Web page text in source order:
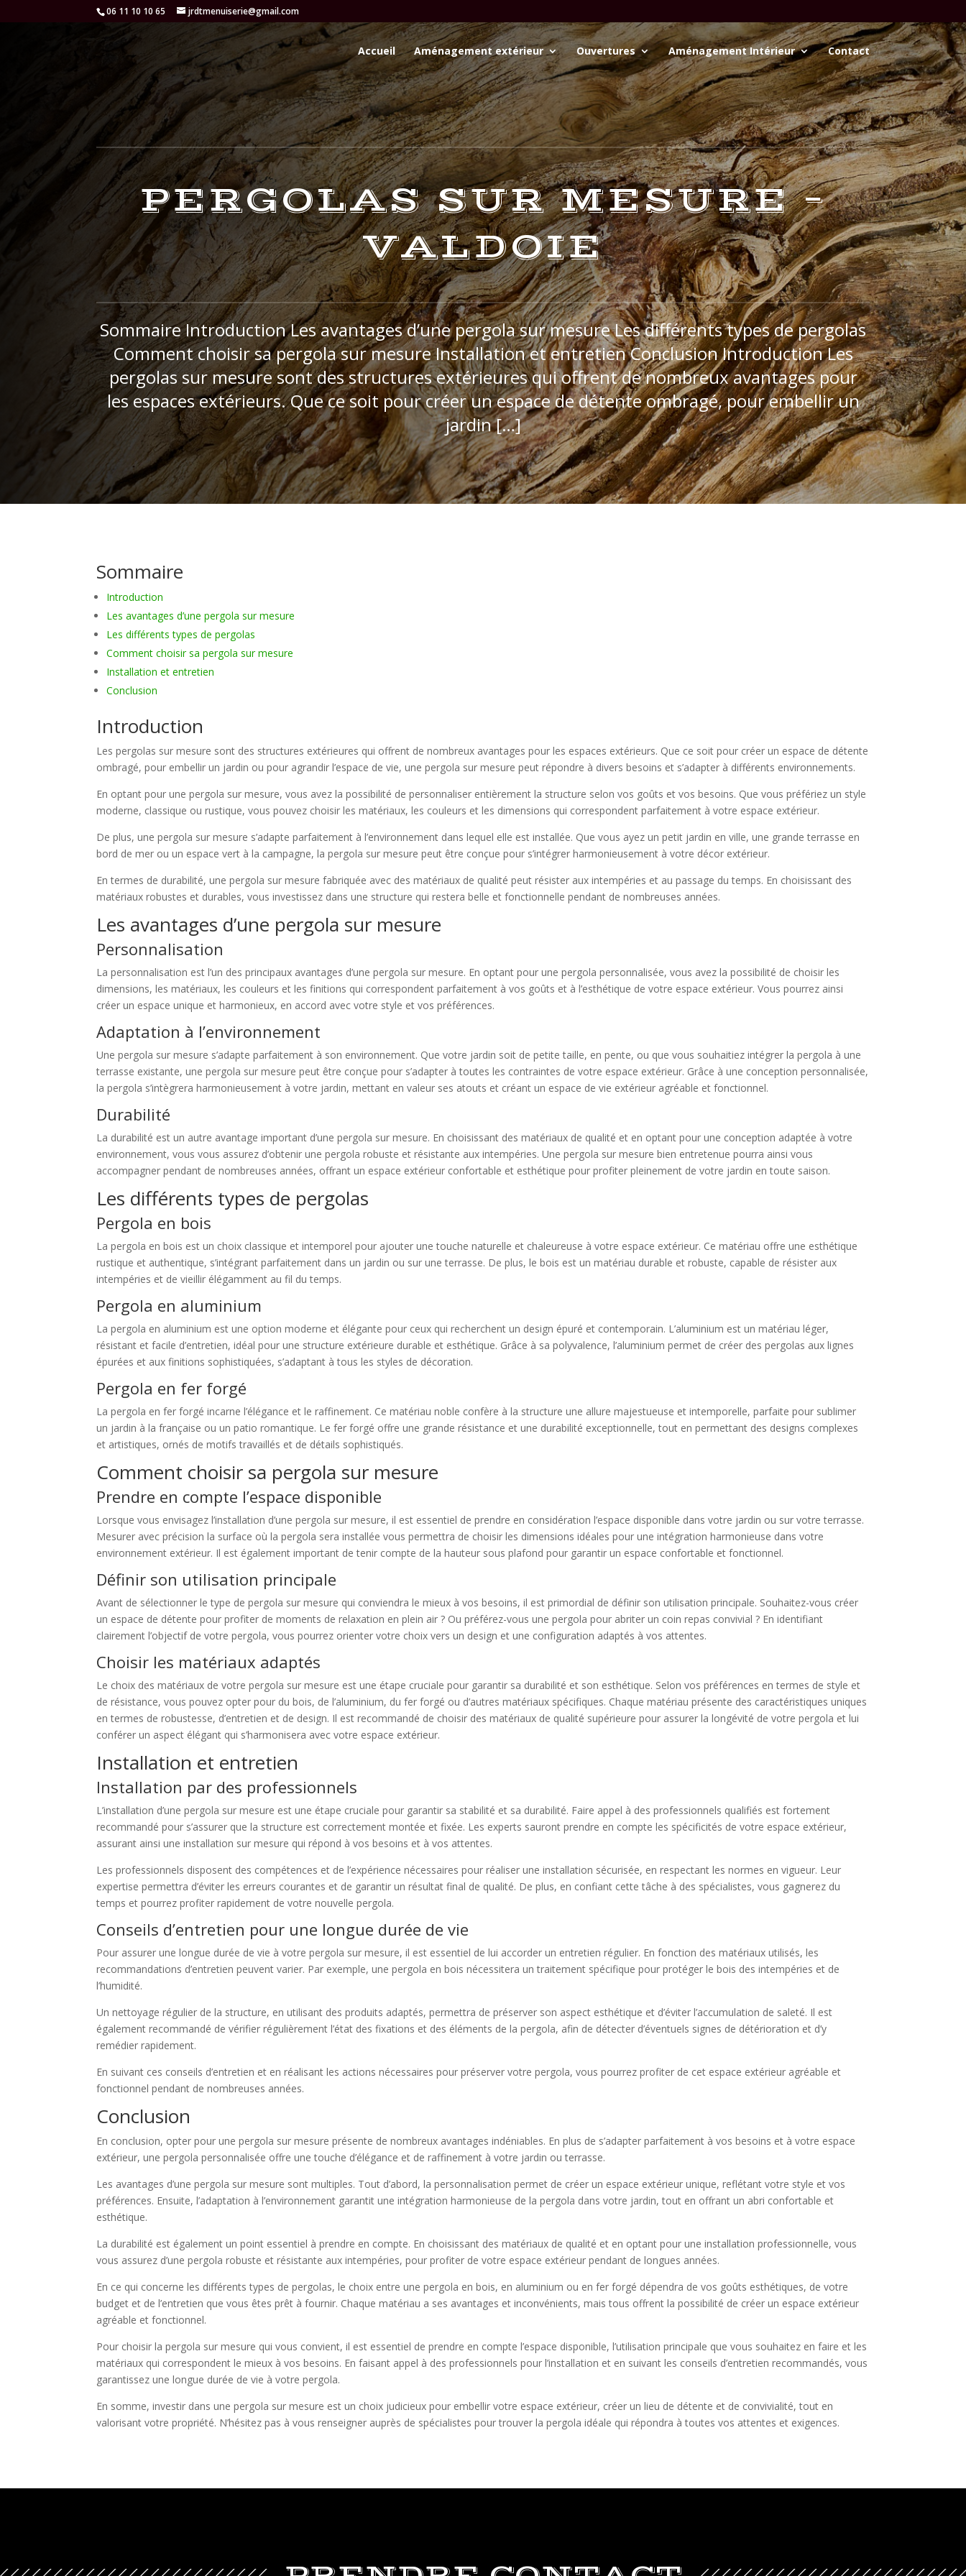
06 11 10 10 65 jrdtmenuiserie@gmail.com
Accueil Aménagement extérieur Ouvertures Aménagement Intérieur Contact
PERGOLAS SUR MESURE –
VALDOIE
Sommaire Introduction Les avantages d’une pergola sur mesure Les différents types de pergolas
Comment choisir sa pergola sur mesure Installation et entretien Conclusion Introduction Les
pergolas sur mesure sont des structures extérieures qui offrent de nombreux avantages pour
les espaces extérieurs. Que ce soit pour créer un espace de détente ombragé, pour embellir un
jardin […]
Sommaire
Introduction
Les avantages d’une pergola sur mesure
Les différents types de pergolas
Comment choisir sa pergola sur mesure
Installation et entretien
Conclusion
Introduction
Les pergolas sur mesure sont des structures extérieures qui offrent de nombreux avantages pour les espaces extérieurs. Que ce soit pour créer un espace de détente
ombragé, pour embellir un jardin ou pour agrandir l’espace de vie, une pergola sur mesure peut répondre à divers besoins et s’adapter à différents environnements.
En optant pour une pergola sur mesure, vous avez la possibilité de personnaliser entièrement la structure selon vos goûts et vos besoins. Que vous préfériez un style
moderne, classique ou rustique, vous pouvez choisir les matériaux, les couleurs et les dimensions qui correspondent parfaitement à votre espace extérieur.
De plus, une pergola sur mesure s’adapte parfaitement à l’environnement dans lequel elle est installée. Que vous ayez un petit jardin en ville, une grande terrasse en
bord de mer ou un espace vert à la campagne, la pergola sur mesure peut être conçue pour s’intégrer harmonieusement à votre décor extérieur.
En termes de durabilité, une pergola sur mesure fabriquée avec des matériaux de qualité peut résister aux intempéries et au passage du temps. En choisissant des
matériaux robustes et durables, vous investissez dans une structure qui restera belle et fonctionnelle pendant de nombreuses années.
Les avantages d’une pergola sur mesure
Personnalisation
La personnalisation est l’un des principaux avantages d’une pergola sur mesure. En optant pour une pergola personnalisée, vous avez la possibilité de choisir les
dimensions, les matériaux, les couleurs et les finitions qui correspondent parfaitement à vos goûts et à l’esthétique de votre espace extérieur. Vous pourrez ainsi
créer un espace unique et harmonieux, en accord avec votre style et vos préférences.
Adaptation à l’environnement
Une pergola sur mesure s’adapte parfaitement à son environnement. Que votre jardin soit de petite taille, en pente, ou que vous souhaitiez intégrer la pergola à une
terrasse existante, une pergola sur mesure peut être conçue pour s’adapter à toutes les contraintes de votre espace extérieur. Grâce à une conception personnalisée,
la pergola s’intègrera harmonieusement à votre jardin, mettant en valeur ses atouts et créant un espace de vie extérieur agréable et fonctionnel.
Durabilité
La durabilité est un autre avantage important d’une pergola sur mesure. En choisissant des matériaux de qualité et en optant pour une conception adaptée à votre
environnement, vous vous assurez d’obtenir une pergola robuste et résistante aux intempéries. Une pergola sur mesure bien entretenue pourra ainsi vous
accompagner pendant de nombreuses années, offrant un espace extérieur confortable et esthétique pour profiter pleinement de votre jardin en toute saison.
Les différents types de pergolas
Pergola en bois
La pergola en bois est un choix classique et intemporel pour ajouter une touche naturelle et chaleureuse à votre espace extérieur. Ce matériau offre une esthétique
rustique et authentique, s’intégrant parfaitement dans un jardin ou sur une terrasse. De plus, le bois est un matériau durable et robuste, capable de résister aux
intempéries et de vieillir élégamment au fil du temps.
Pergola en aluminium
La pergola en aluminium est une option moderne et élégante pour ceux qui recherchent un design épuré et contemporain. L’aluminium est un matériau léger,
résistant et facile d’entretien, idéal pour une structure extérieure durable et esthétique. Grâce à sa polyvalence, l’aluminium permet de créer des pergolas aux lignes
épurées et aux finitions sophistiquées, s’adaptant à tous les styles de décoration.
Pergola en fer forgé
La pergola en fer forgé incarne l’élégance et le raffinement. Ce matériau noble confère à la structure une allure majestueuse et intemporelle, parfaite pour sublimer
un jardin à la française ou un patio romantique. Le fer forgé offre une grande résistance et une durabilité exceptionnelle, tout en permettant des designs complexes
et artistiques, ornés de motifs travaillés et de détails sophistiqués.
Comment choisir sa pergola sur mesure
Prendre en compte l’espace disponible
Lorsque vous envisagez l’installation d’une pergola sur mesure, il est essentiel de prendre en considération l’espace disponible dans votre jardin ou sur votre terrasse.
Mesurer avec précision la surface où la pergola sera installée vous permettra de choisir les dimensions idéales pour une intégration harmonieuse dans votre
environnement extérieur. Il est également important de tenir compte de la hauteur sous plafond pour garantir un espace confortable et fonctionnel.
Définir son utilisation principale
Avant de sélectionner le type de pergola sur mesure qui conviendra le mieux à vos besoins, il est primordial de définir son utilisation principale. Souhaitez-vous créer
un espace de détente pour profiter de moments de relaxation en plein air ? Ou préférez-vous une pergola pour abriter un coin repas convivial ? En identifiant
clairement l’objectif de votre pergola, vous pourrez orienter votre choix vers un design et une configuration adaptés à vos attentes.
Choisir les matériaux adaptés
Le choix des matériaux de votre pergola sur mesure est une étape cruciale pour garantir sa durabilité et son esthétique. Selon vos préférences en termes de style et
de résistance, vous pouvez opter pour du bois, de l’aluminium, du fer forgé ou d’autres matériaux spécifiques. Chaque matériau présente des caractéristiques uniques
en termes de robustesse, d’entretien et de design. Il est recommandé de choisir des matériaux de qualité supérieure pour assurer la longévité de votre pergola et lui
conférer un aspect élégant qui s’harmonisera avec votre espace extérieur.
Installation et entretien
Installation par des professionnels
L’installation d’une pergola sur mesure est une étape cruciale pour garantir sa stabilité et sa durabilité. Faire appel à des professionnels qualifiés est fortement
recommandé pour s’assurer que la structure est correctement montée et fixée. Les experts sauront prendre en compte les spécificités de votre espace extérieur,
assurant ainsi une installation sur mesure qui répond à vos besoins et à vos attentes.
Les professionnels disposent des compétences et de l’expérience nécessaires pour réaliser une installation sécurisée, en respectant les normes en vigueur. Leur
expertise permettra d’éviter les erreurs courantes et de garantir un résultat final de qualité. De plus, en confiant cette tâche à des spécialistes, vous gagnerez du
temps et pourrez profiter rapidement de votre nouvelle pergola.
Conseils d’entretien pour une longue durée de vie
Pour assurer une longue durée de vie à votre pergola sur mesure, il est essentiel de lui accorder un entretien régulier. En fonction des matériaux utilisés, les
recommandations d’entretien peuvent varier. Par exemple, une pergola en bois nécessitera un traitement spécifique pour protéger le bois des intempéries et de
l’humidité.
Un nettoyage régulier de la structure, en utilisant des produits adaptés, permettra de préserver son aspect esthétique et d’éviter l’accumulation de saleté. Il est
également recommandé de vérifier régulièrement l’état des fixations et des éléments de la pergola, afin de détecter d’éventuels signes de détérioration et d’y
remédier rapidement.
En suivant ces conseils d’entretien et en réalisant les actions nécessaires pour préserver votre pergola, vous pourrez profiter de cet espace extérieur agréable et
fonctionnel pendant de nombreuses années.
Conclusion
En conclusion, opter pour une pergola sur mesure présente de nombreux avantages indéniables. En plus de s’adapter parfaitement à vos besoins et à votre espace
extérieur, une pergola personnalisée offre une touche d’élégance et de raffinement à votre jardin ou terrasse.
Les avantages d’une pergola sur mesure sont multiples. Tout d’abord, la personnalisation permet de créer un espace extérieur unique, reflétant votre style et vos
préférences. Ensuite, l’adaptation à l’environnement garantit une intégration harmonieuse de la pergola dans votre jardin, tout en offrant un abri confortable et
esthétique.
La durabilité est également un point essentiel à prendre en compte. En choisissant des matériaux de qualité et en optant pour une installation professionnelle, vous
vous assurez d’une pergola robuste et résistante aux intempéries, pour profiter de votre espace extérieur pendant de longues années.
En ce qui concerne les différents types de pergolas, le choix entre une pergola en bois, en aluminium ou en fer forgé dépendra de vos goûts esthétiques, de votre
budget et de l’entretien que vous êtes prêt à fournir. Chaque matériau a ses avantages et inconvénients, mais tous offrent la possibilité de créer un espace extérieur
agréable et fonctionnel.
Pour choisir la pergola sur mesure qui vous convient, il est essentiel de prendre en compte l’espace disponible, l’utilisation principale que vous souhaitez en faire et les
matériaux qui correspondent le mieux à vos besoins. En faisant appel à des professionnels pour l’installation et en suivant les conseils d’entretien recommandés, vous
garantissez une longue durée de vie à votre pergola.
En somme, investir dans une pergola sur mesure est un choix judicieux pour embellir votre espace extérieur, créer un lieu de détente et de convivialité, tout en
valorisant votre propriété. N’hésitez pas à vous renseigner auprès de spécialistes pour trouver la pergola idéale qui répondra à toutes vos attentes et exigences.